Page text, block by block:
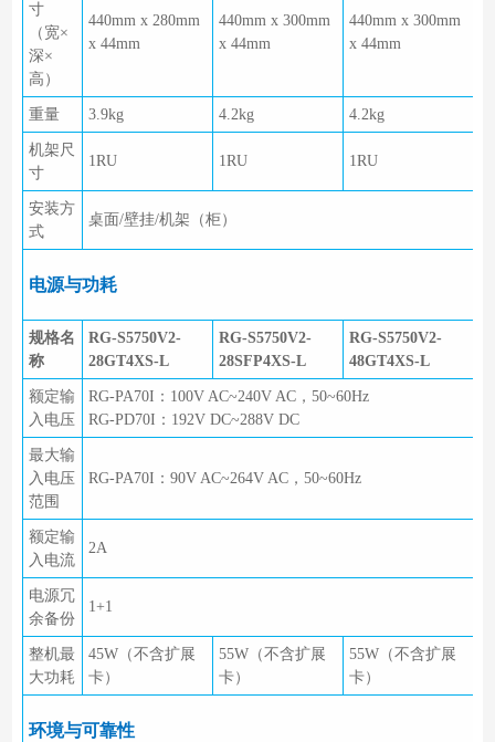
寸
（宽×
深×
高）
440mm x 280mm
x 44mm
440mm x 300mm
x 44mm
440mm x 300mm
x 44mm
重量 3.9kg 4.2kg 4.2kg
机架尺
寸
1RU 1RU 1RU
安装方
式
桌面/壁挂/机架（柜）
电源与功耗
规格名
称
RG-S5750V2-
28GT4XS-L
RG-S5750V2-
28SFP4XS-L
RG-S5750V2-
48GT4XS-L
额定输
入电压
RG-PA70I：100V AC~240V AC，50~60Hz
RG-PD70I：192V DC~288V DC
最大输
入电压
范围
RG-PA70I：90V AC~264V AC，50~60Hz
额定输
入电流
2A
电源冗
余备份
1+1
整机最
大功耗
45W（不含扩展
卡）
55W（不含扩展
卡）
55W（不含扩展
卡）
环境与可靠性